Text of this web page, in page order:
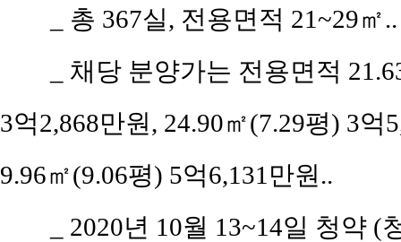
_ 총 367실, 전용면적 21~29㎡..
_ 채당 분양가는 전용면적
3억2,868만원, 24.90㎡(7.29평) 3억
9.96㎡(9.06평) 5억6,131만원..
_ 2020년 10월 13~14일 청약